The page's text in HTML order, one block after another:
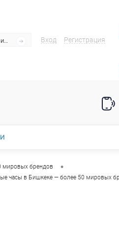
Вход Регистрация
мировых брендов •
часы в Бишкеке — более 50 мировых